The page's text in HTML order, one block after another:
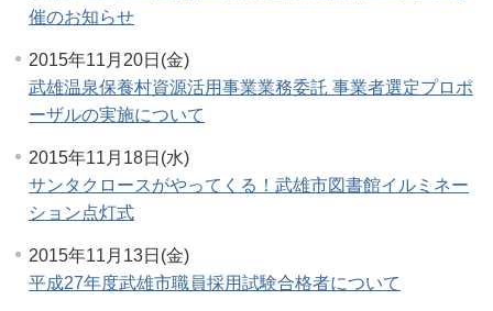
催のお知らせ
2015年11月20日(金)
武雄温泉保養村資源活用事業業務委託 事業者選定プロポ
ーザルの実施について
2015年11月18日(水)
サンタクロースがやってくる！武雄市図書館イルミネー
ション点灯式
2015年11月13日(金)
平成27年度武雄市職員採用試験合格者について